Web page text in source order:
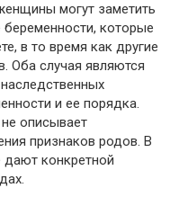
могут заметить
которые
в то время как другие
Оба случая являются
и ее порядка.
описывает
признаков родов. В
конкретной